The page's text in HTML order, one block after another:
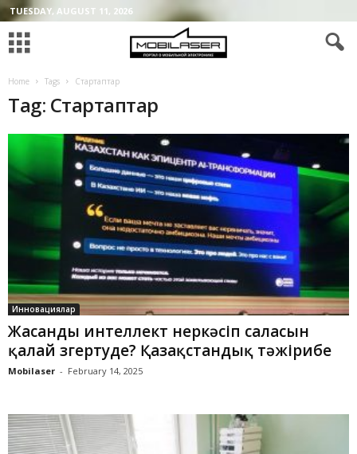
TUESDAY, AUGUST 11, 2026
Home Tags Стартаптар
Tag: Стартаптар
Инновациялар
Жасанды интеллект өнеркәсіп саласын
қалай өзгертуде? Қазақстандық тәжірибе
Mobilaser - February 14, 2025